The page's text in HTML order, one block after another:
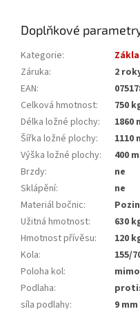
Doplňkové
Kategorie:
Záruka:
2
EAN:
Celková hmotnost:
750
Délka ložné plochy:
1860
Šířka ložné plochy:
1110
Výška ložné plochy:
400
Brzdy:
ne
Sklápění:
ne
Materiál bočnic:
Užitná hmotnost:
630
Hmotnost přívěsu:
120
Kola:
155/
Poloha kol:
Podlaha:
síla podlahy:
9 mm